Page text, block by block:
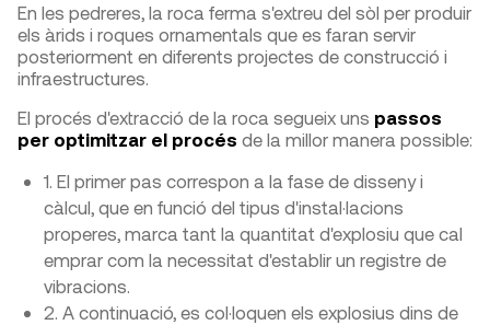
En les pedreres, la roca ferma s'extreu del sòl per produir
els àrids i roques ornamentals que es faran servir
posteriorment en diferents projectes de construcció i
infraestructures.
El procés d'extracció de la roca segueix uns passos
per optimitzar el procés de la millor manera possible:
1. El primer pas correspon a la fase de disseny i
càlcul, que en funció del tipus d'instal·lacions
properes, marca tant la quantitat d'explosiu que cal
emprar com la necessitat d'establir un registre de
vibracions.
2. A continuació, es col·loquen els explosius dins de